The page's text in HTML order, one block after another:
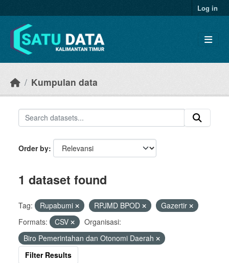
Log in
Kumpulan data
Order by
1 dataset found
Tag: Rupabumi RPJMD BPOD
Gazertir
Formats:
CSV
Organisasi:
Biro Pemerintahan dan Otonomi Daerah
Filter Results